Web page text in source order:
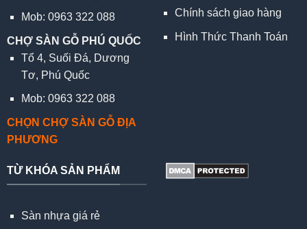
Mob: 0963 322 088
CHỢ SÀN GỖ PHÚ QUỐC
Tổ 4, Suối Đá, Dương
Tơ, Phú Quốc
Mob: 0963 322 088
CHỌN CHỢ SÀN GỖ ĐỊA
PHƯƠNG
Chính sách giao hàng
Hình Thức Thanh Toán
TỪ KHÓA SẢN PHẨM
Sàn nhựa giá rẻ